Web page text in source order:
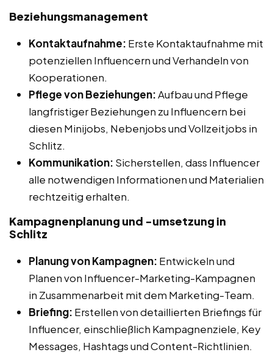
Beziehungsmanagement
Kontaktaufnahme: Erste Kontaktaufnahme mit
potenziellen Influencern und Verhandeln von
Kooperationen.
Pflege von Beziehungen:Aufbau und Pflege
langfristiger Beziehungen zu Influencern bei
diesen Minijobs, Nebenjobs und Vollzeitjobs in
Schlitz.
Kommunikation: Sicherstellen, dass Influencer
alle notwendigen Informationen und Materialien
rechtzeitig erhalten.
Kampagnenplanung und -umsetzung in
Schlitz
Planung von Kampagnen: Entwickeln und
Planen von Influencer-Marketing-Kampagnen
in Zusammenarbeit mit dem Marketing-Team.
Briefing: Erstellen von detaillierten Briefings für
Influencer, einschließlich Kampagnenziele, Key
Messages, Hashtags und Content-Richtlinien.